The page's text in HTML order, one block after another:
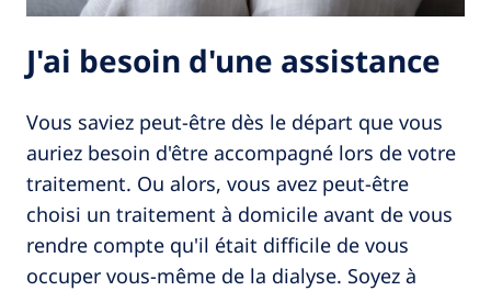
J'ai besoin d'une assistance
Vous saviez peut-être dès le départ que vous
auriez besoin d'être accompagné lors de votre
traitement. Ou alors, vous avez peut-être
choisi un traitement à domicile avant de vous
rendre compte qu'il était difficile de vous
occuper vous-même de la dialyse. Soyez à